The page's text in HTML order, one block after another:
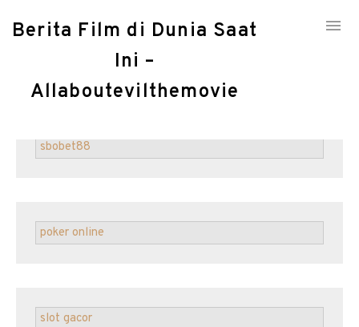
Berita Film di Dunia Saat
Ini –
Allaboutevilthemovie
sbobet88
poker online
slot gacor